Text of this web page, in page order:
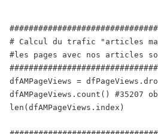
# Calcul du trafic "articles
#les pages avec nos articles
dfAMPageViews =
dfAMPageViews.count() #35207
len(dfAMPageViews.index)